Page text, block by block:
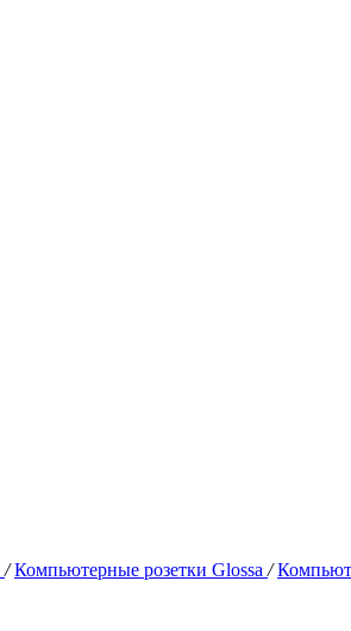
/ Компьютерные розетки Glossa /